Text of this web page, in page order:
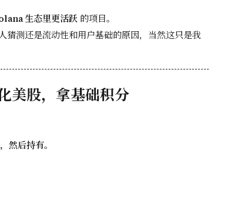
生态里更活跃 的项目。
测还是流动性和用户基础的原因，当然这只是我
美股，拿基础积分
然后持有。